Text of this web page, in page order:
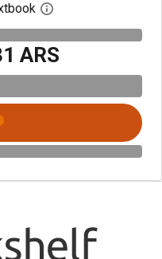
Abre el cuadro de
ARS